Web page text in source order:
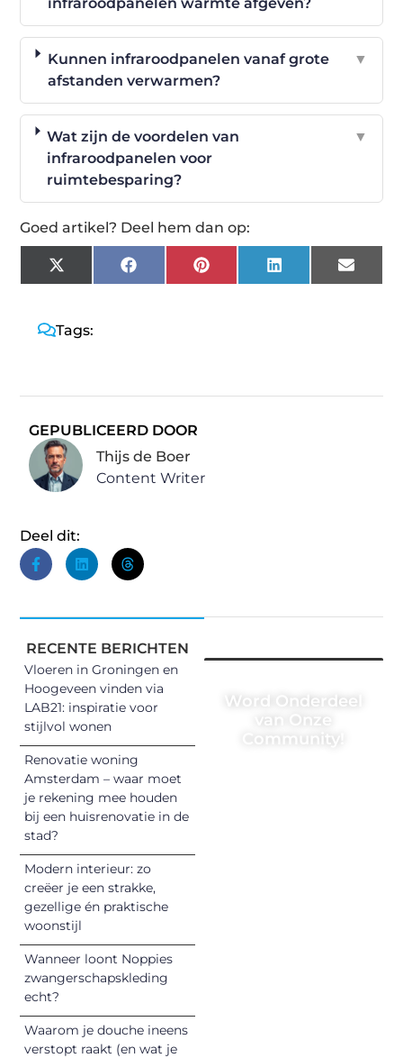
Kunnen infraroodpanelen vanaf grote
afstanden verwarmen?
▼
Wat zijn de voordelen van
infraroodpanelen voor
ruimtebesparing?
▼
Goed artikel? Deel hem dan op:
X
(Twitter)
FacebookPinterestLinkedIn Email
Tags:
GEPUBLICEERD DOOR
Thijs de Boer
Content Writer
Deel dit:
RECENTE BERICHTEN
Vloeren in Groningen en
Hoogeveen vinden via
LAB21: inspiratie voor
stijlvol wonen
Renovatie woning
Amsterdam – waar moet
je rekening mee houden
bij een huisrenovatie in de
stad?
Modern interieur: zo
creëer je een strakke,
gezellige én praktische
woonstijl
Wanneer loont Noppies
zwangerschapskleding
echt?
Waarom je douche ineens
verstopt raakt (en wat je
Word Onderdeel
van Onze
Community!